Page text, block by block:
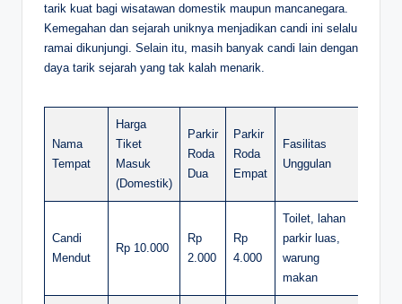
tarik kuat bagi wisatawan domestik maupun mancanegara.
Kemegahan dan sejarah uniknya menjadikan candi ini selalu
ramai dikunjungi. Selain itu, masih banyak candi lain dengan
daya tarik sejarah yang tak kalah menarik.
Nama
Tempat
Harga
Tiket
Masuk
(Domestik)
Parkir
Roda
Dua
Parkir
Roda
Empat
Fasilitas
Unggulan
Candi
Mendut
Rp 10.000
Rp
2.000
Rp
4.000
Toilet, lahan
parkir luas,
warung
makan